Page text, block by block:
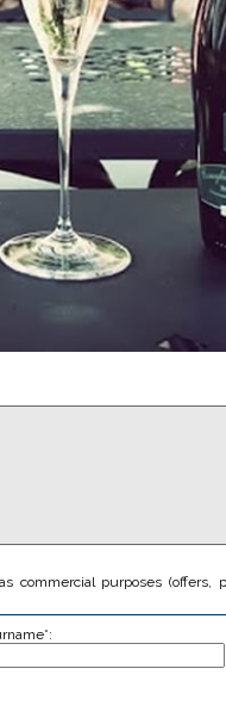
Ortile.
purposes (offers,